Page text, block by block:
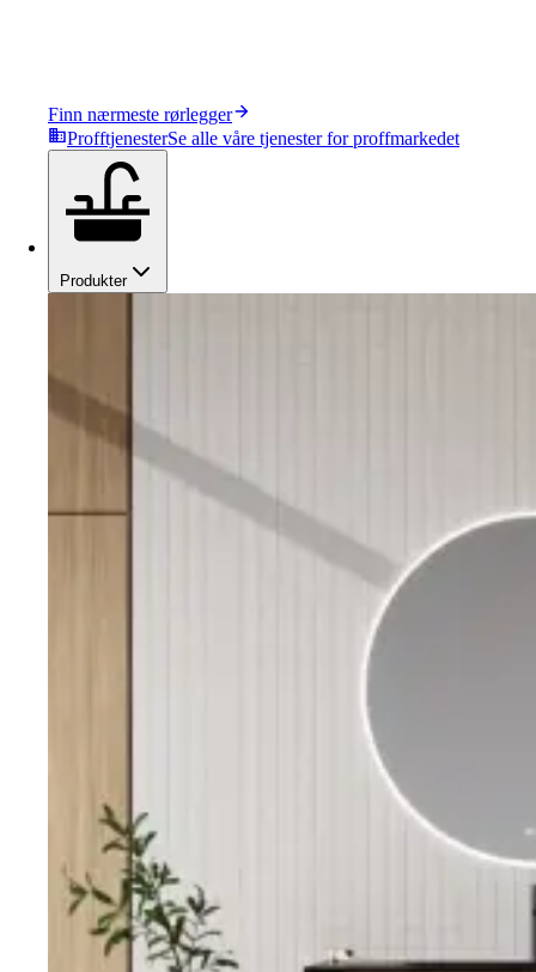
Finn nærmeste rørlegger
ProfftjenesterSe alle våre tjenester for proffmarkedet
Produkter